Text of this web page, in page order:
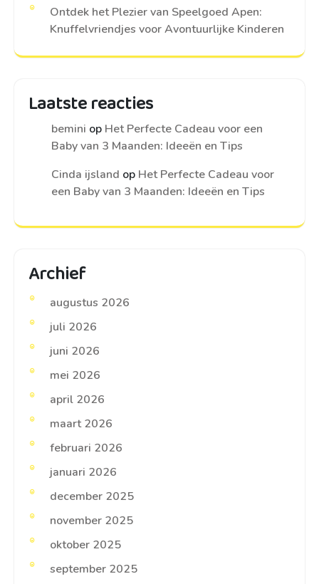
Ontdek het Plezier van Speelgoed Apen:
Knuffelvriendjes voor Avontuurlijke Kinderen
Laatste reacties
bemini op Het Perfecte Cadeau voor een
Baby van 3 Maanden: Ideeën en Tips
Cinda ijsland op Het Perfecte Cadeau voor
een Baby van 3 Maanden: Ideeën en Tips
Archief
augustus 2026
juli 2026
juni 2026
mei 2026
april 2026
maart 2026
februari 2026
januari 2026
december 2025
november 2025
oktober 2025
september 2025